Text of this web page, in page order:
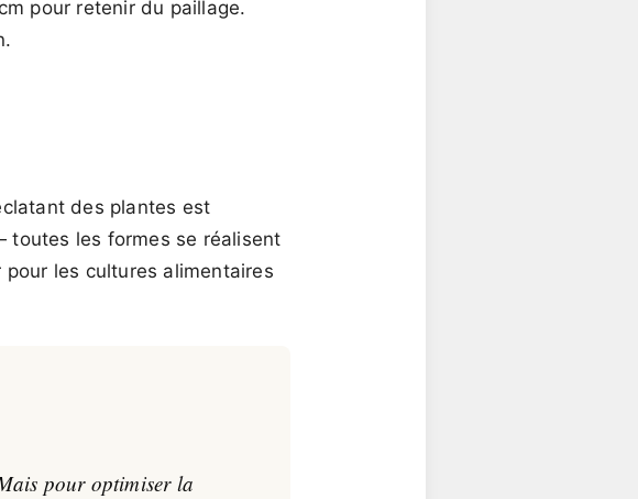
pour retenir du paillage.
des plantes est
toutes les formes se réalisent
les cultures alimentaires
pour optimiser la